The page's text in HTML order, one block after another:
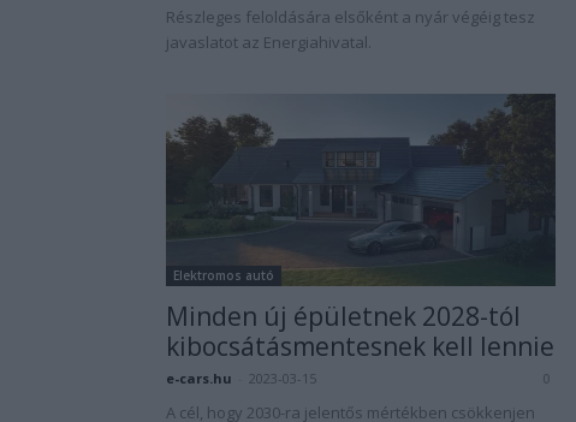
Részleges feloldására elsőként a nyár végéig tesz
javaslatot az Energiahivatal.
Elektromos autó
Minden új épületnek 2028-tól
kibocsátásmentesnek kell lennie
e-cars.hu 2023-03-15 0
A cél, hogy 2030-ra jelentős mértékben csökkenjen